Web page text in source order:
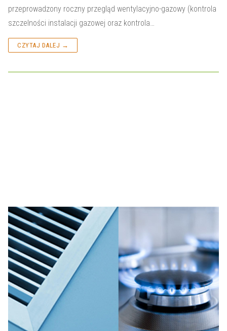
przeprowadzony roczny przegląd wentylacyjno-gazowy (kontrola
szczelności instalacji gazowej oraz kontrola…
CZYTAJ DALEJ →